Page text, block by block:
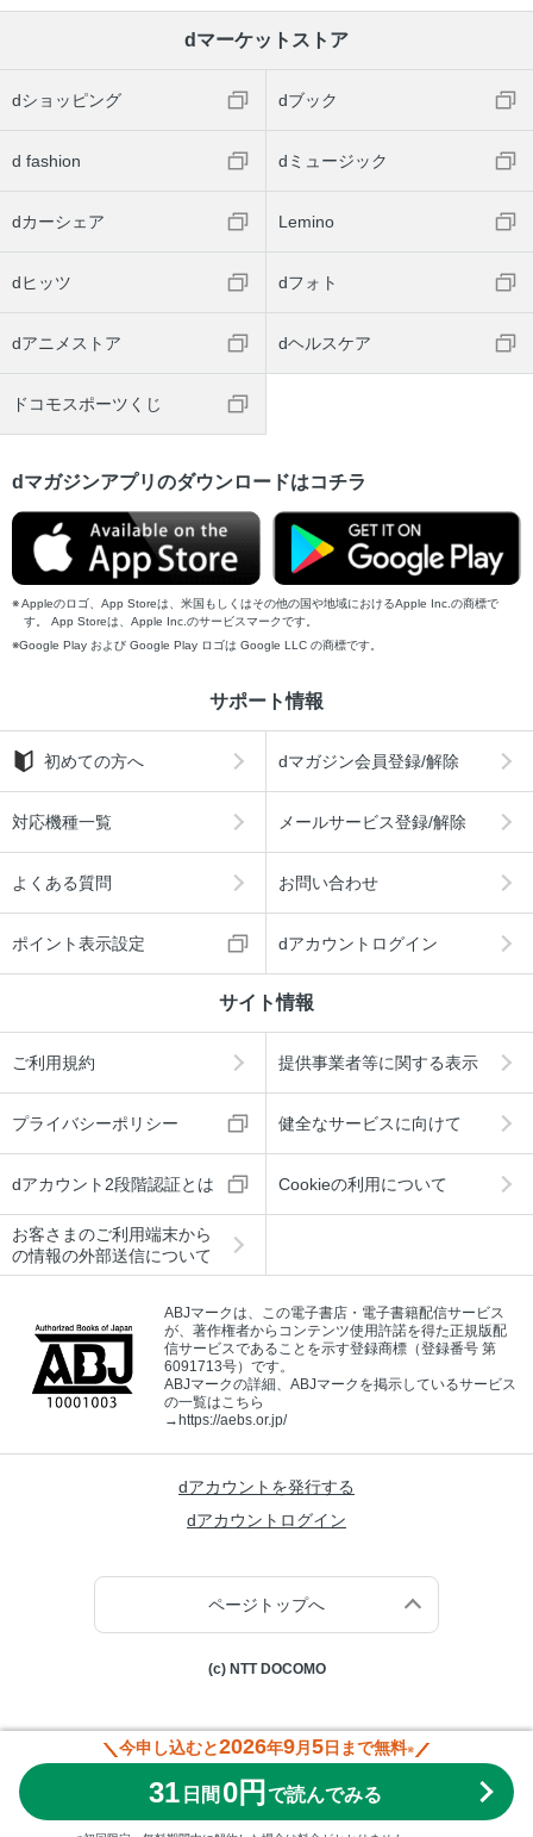
dマーケットストア
dショッピング dブック
d fashion dミュージック
dカーシェア Lemino
dヒッツ dフォト
dアニメストア dヘルスケア
ドコモスポーツくじ
dマガジンアプリのダウンロードはコチラ
Appleのロゴ、App Storeは、米国もしくはその他の国や地域におけるApple Inc.の商標で
す。 App Storeは、Apple Inc.のサービスマークです。
Google Play および Google Play ロゴは Google LLC の商標です。
サポート情報
初めての方へ dマガジン会員登録/解除
対応機種一覧 メールサービス登録/解除
よくある質問 お問い合わせ
ポイント表示設定 dアカウントログイン
サイト情報
ご利用規約 提供事業者等に関する表示
プライバシーポリシー 健全なサービスに向けて
dアカウント2段階認証とは Cookieの利用について
お客さまのご利用端末から
の情報の外部送信について
ABJマークは、この電子書店・電子書籍配信サービス
が、著作権者からコンテンツ使用許諾を得た正規版配
信サービスであることを示す登録商標（登録番号 第
6091713号）です。
ABJマークの詳細、ABJマークを掲示しているサービス
の一覧はこちら
→https://aebs.or.jp/
dアカウントを発行する
dアカウントログイン
ページトップへ
(c) NTT DOCOMO
今申し込むと2026年9月 5日まで無料※
31 日間 0円 で読んでみる